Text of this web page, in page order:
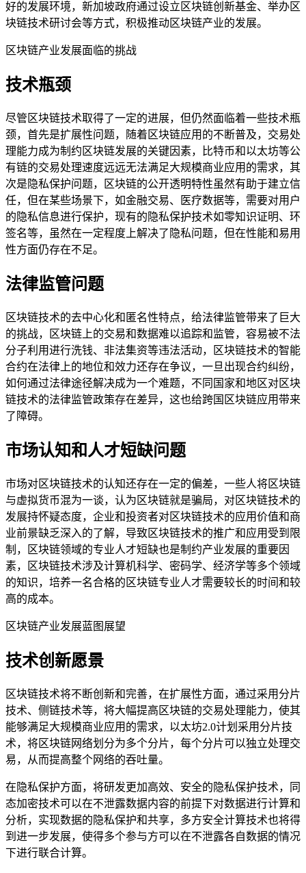
好的发展环境，新加坡政府通过设立区块链创新基金、举办区
块链技术研讨会等方式，积极推动区块链产业的发展。
区块链产业发展面临的挑战
技术瓶颈
尽管区块链技术取得了一定的进展，但仍然面临着一些技术瓶
颈，首先是扩展性问题，随着区块链应用的不断普及，交易处
理能力成为制约区块链发展的关键因素，比特币和以太坊等公
有链的交易处理速度远远无法满足大规模商业应用的需求，其
次是隐私保护问题，区块链的公开透明特性虽然有助于建立信
任，但在某些场景下，如金融交易、医疗数据等，需要对用户
的隐私信息进行保护，现有的隐私保护技术如零知识证明、环
签名等，虽然在一定程度上解决了隐私问题，但在性能和易用
性方面仍存在不足。
法律监管问题
区块链技术的去中心化和匿名性特点，给法律监管带来了巨大
的挑战，区块链上的交易和数据难以追踪和监管，容易被不法
分子利用进行洗钱、非法集资等违法活动，区块链技术的智能
合约在法律上的地位和效力还存在争议，一旦出现合约纠纷，
如何通过法律途径解决成为一个难题，不同国家和地区对区块
链技术的法律监管政策存在差异，这也给跨国区块链应用带来
了障碍。
市场认知和人才短缺问题
市场对区块链技术的认知还存在一定的偏差，一些人将区块链
与虚拟货币混为一谈，认为区块链就是骗局，对区块链技术的
发展持怀疑态度，企业和投资者对区块链技术的应用价值和商
业前景缺乏深入的了解，导致区块链技术的推广和应用受到限
制，区块链领域的专业人才短缺也是制约产业发展的重要因
素，区块链技术涉及计算机科学、密码学、经济学等多个领域
的知识，培养一名合格的区块链专业人才需要较长的时间和较
高的成本。
区块链产业发展蓝图展望
技术创新愿景
区块链技术将不断创新和完善，在扩展性方面，通过采用分片
技术、侧链技术等，将大幅提高区块链的交易处理能力，使其
能够满足大规模商业应用的需求，以太坊2.0计划采用分片技
术，将区块链网络划分为多个分片，每个分片可以独立处理交
易，从而提高整个网络的吞吐量。
在隐私保护方面，将研发更加高效、安全的隐私保护技术，同
态加密技术可以在不泄露数据内容的前提下对数据进行计算和
分析，实现数据的隐私保护和共享，多方安全计算技术也将得
到进一步发展，使得多个参与方可以在不泄露各自数据的情况
下进行联合计算。